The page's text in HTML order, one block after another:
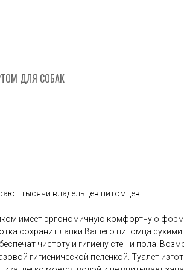
ДЛЯ СОБАК
тысячи владельцев питомцев.
имеет эргономичную комфортную
сохранит лапки Вашего питомца сухими
чистоту и гигиену стен и пола.
гигиенической пеленкой. Туалет